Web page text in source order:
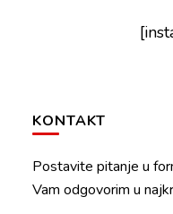
KONTAKT
Postavite pitanje u
Vam odgovorim u